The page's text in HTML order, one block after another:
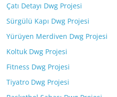
Çatı Detayı Dwg Projesi
Sürgülü Kapı Dwg Projesi
Yürüyen Merdiven Dwg Projesi
Koltuk Dwg Projesi
Fitness Dwg Projesi
Tiyatro Dwg Projesi